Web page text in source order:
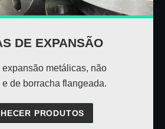
DE EXPANSÃO
expansão metálicas, não
de borracha flangeada.
PRODUTOS